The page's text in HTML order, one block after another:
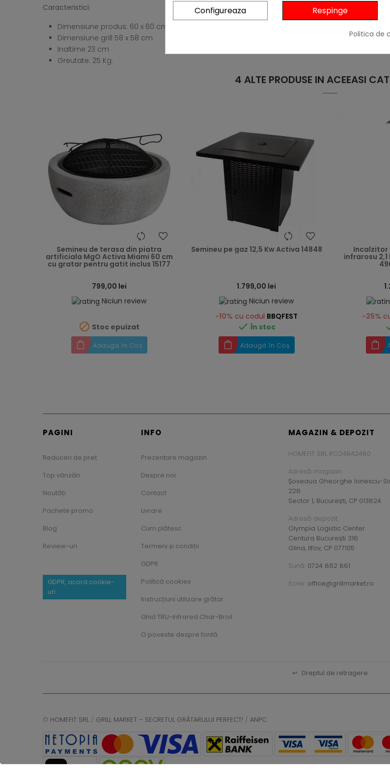
Caracteristici:
Dimensiune produs: 60 x 60 cm
Dimensiune grill 58 x 58 cm
Inaltime 23 cm
Greutate: 25 Kg.
4 ALTE PRODUSE IN ACEEASI
heart
Semineu de terasa din piatra
artificiala MgO Activa Miami 60 cm
cu gratar pentru gatit inclus 15177
799,00 lei
Niciun review
 Stoc epuizat
Adaugă în Coș
heart
Semineu pe gaz 12,5 Kw Activa 14848
1.799,00 lei
Niciun review
-10% cu codul BBQFEST
 În stoc
Adaugă în Coș
Incalzitor
infrarosu 2,1
-25%
PAGINI
Reduceri de preț
Top vânzări
Noutăți
Pachete promo
Blog
Review-uri
GDPR, acord cookie-
uri
INFO
Prezentare magazin
Despre noi
Contact
Livrare
Cum plătesc
Termeni și condiții
GDPR
Politică cookies
Instrucțiuni utilizare grătar
Ghid TRU-Infrared Char-Broil
O poveste despre fontă
MAGAZIN & DEPOZIT
HOMEFIT SRL RO24842480
Adresă magazin:
Șoseaua Gheorghe Ionescu-
226
Sector 1, București, CP 013824
Adresă depozit:
Olympia Logistic Center
Centura București 316
Glina, Ilfov, CP 077105
Sună: 0724 862 861
Scrie: office@grillmarket.ro
↩ Dreptul de retragere
© HOMEFIT SRL / GRILL MARKET – SECRETUL GRĂTARULUI PERFECT! / ANPC
Configureaza Respinge
Politica de